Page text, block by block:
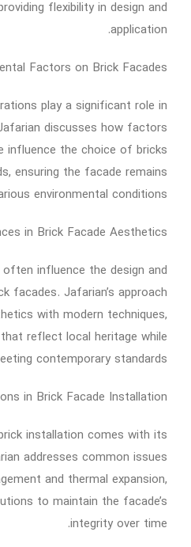
flexibility in design and
application.
Factors on Brick Facades
play a significant role in
discusses how factors
influence the choice of bricks
ensuring the facade remains
environmental conditions.
in Brick Facade Aesthetics
influence the design and
facades. Jafarian’s approach
with modern techniques,
reflect local heritage while
contemporary standards.
in Brick Facade Installation
installation comes with its
addresses common issues
and thermal expansion,
to maintain the facade’s
integrity over time.